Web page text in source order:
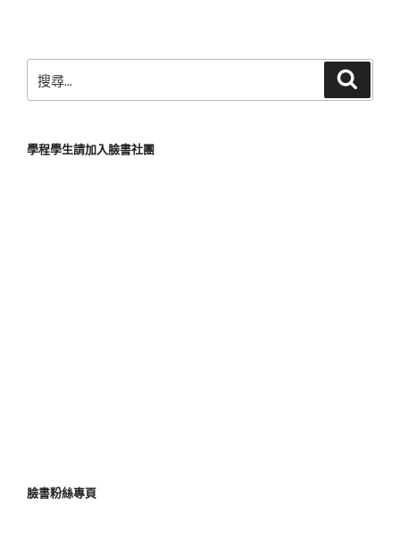
尋
字:
學程學生請加入臉書社團
臉書粉絲專頁